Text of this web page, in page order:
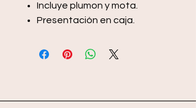
Incluye plumon y mota.
Presentación en caja.